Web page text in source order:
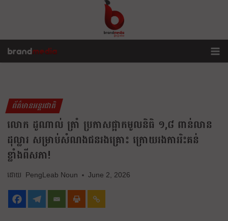
ព័ត៌មានអន្តរជាតិ
លោក ដូណាល់ ត្រាំ ប្រកាសផ្អាកមូលនិធិ ១,៨ ពាន់លាន
ដុល្លារ សម្រាប់សំណងជនរងគ្រោះ ក្រោយរងការរិះគន់
ខ្លាំងពីសភា!
PengLeab Noun June 2, 2026